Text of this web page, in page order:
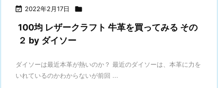
 2022年2月17日 
100均 レザークラフト 牛革を買ってみる その
２ by ダイソー
ダイソーは最近本革が熱いのか？ 最近のダイソーは、本革に力を
いれているのかわからないが前回 ...